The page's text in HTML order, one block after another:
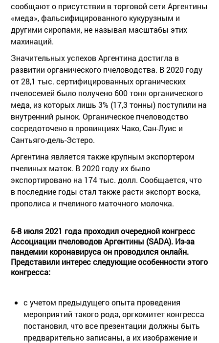
сообщают о присутствии в торговой сети Аргентины
«меда», фальсифицированного кукурузным и
другими сиропами, не называя масштабы этих
махинаций.
Значительных успехов Аргентина достигла в
развитии органического пчеловодства. В 2020 году
от 28,1 тыс. сертифицированных органических
пчелосемей было получено 600 тонн органического
меда, из которых лишь 3% (17,3 тонны) поступили на
внутренний рынок. Органическое пчеловодство
сосредоточено в провинциях Чако, Сан-Луис и
Сантьяго-дель-Эстеро.
Аргентина является также крупным экспортером
пчелиных маток. В 2020 году их было
экспортировано на 174 тыс. долл. Сообщается, что
в последние годы стал также расти экспорт воска,
прополиса и пчелиного маточного молочка.
5-8 июля 2021 года проходил очередной конгресс
Ассоциации пчеловодов Аргентины (SADA). Из-за
пандемии коронавируса он проводился онлайн.
Представили интерес следующие особенности этого
конгресса:
с учетом предыдущего опыта проведения
мероприятий такого рода, оргкомитет конгресса
постановил, что все презентации должны быть
предварительно записаны, а их изображение и